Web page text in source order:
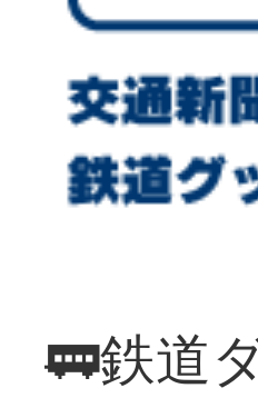
🚃鉄道